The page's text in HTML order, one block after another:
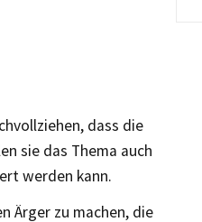
dass die
sie das Thema auch
werden kann.
Ärger zu machen, die